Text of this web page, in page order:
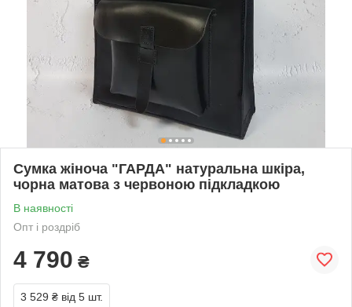
Сумка жіноча "ГАРДА" натуральна шкіра,
чорна матова з червоною підкладкою
В наявності
Опт і роздріб
4 790 ₴
3 529 ₴ від 5 шт.